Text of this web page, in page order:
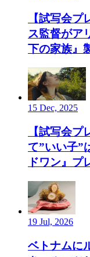
【試写会
ス監督がア
下の家族』
15 Dec, 2025
【試写会
て”いい子”
ドワン』プ
19 Jul, 2026
ベトナムに